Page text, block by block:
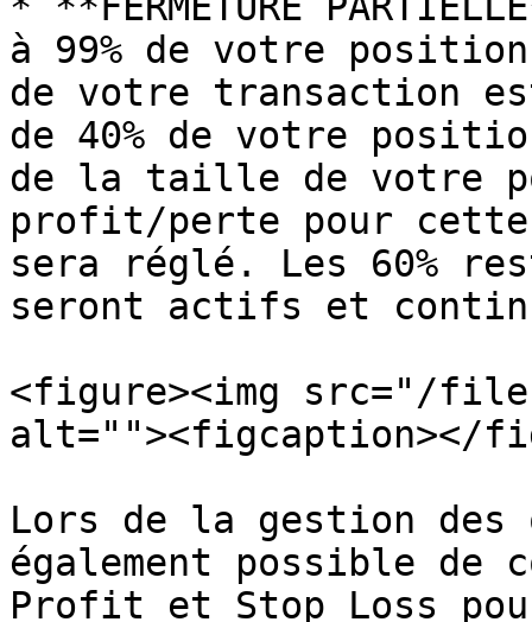
à 99% de votre
de votre transaction
de 40% de votre
de la taille de votre
profit/perte pour
sera réglé. Les 60%
seront actifs et
<figure><img src="/files/
alt=""><figcaption></
Lors de la gestion
également possible de
Profit et Stop Loss